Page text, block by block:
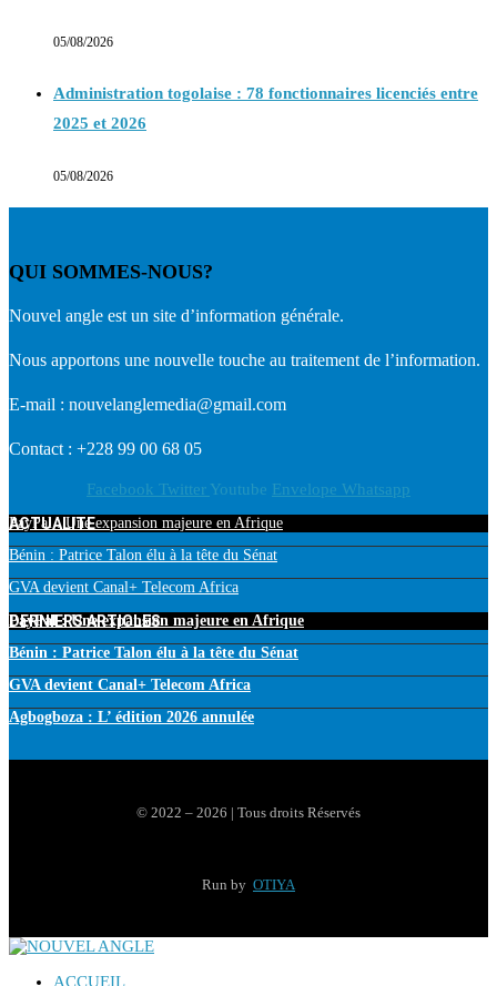
05/08/2026
Administration togolaise : 78 fonctionnaires licenciés entre
2025 et 2026
05/08/2026
QUI SOMMES-NOUS?
Nouvel angle est un site d’information générale.
Nous apportons une nouvelle touche au traitement de l’information.
E-mail : nouvelanglemedia@gmail.com
Contact : +228 99 00 68 05
Facebook Twitter Youtube Envelope Whatsapp
ACTUALITE
PayPal : Une expansion majeure en Afrique
Bénin : Patrice Talon élu à la tête du Sénat
GVA devient Canal+ Telecom Africa
DERNIERS ARTICLES
PayPal : Une expansion majeure en Afrique
Bénin : Patrice Talon élu à la tête du Sénat
GVA devient Canal+ Telecom Africa
Agbogboza : L’ édition 2026 annulée
© 2022 – 2026 | Tous droits Réservés
Run by OTIYA
ACCUEIL